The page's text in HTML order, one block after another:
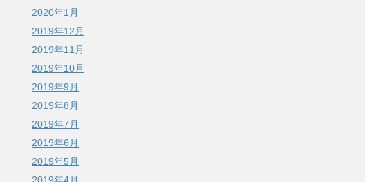
2020年1月
2019年12月
2019年11月
2019年10月
2019年9月
2019年8月
2019年7月
2019年6月
2019年5月
2019年4月